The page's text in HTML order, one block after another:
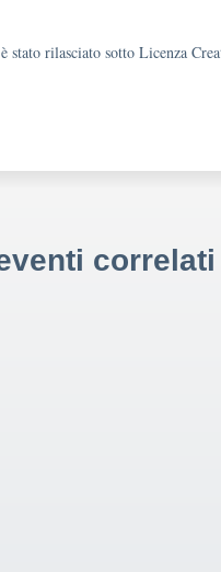
stato rilasciato sotto Licenza
correlati